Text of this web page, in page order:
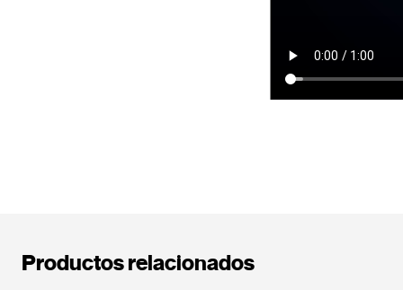
Productos relacionados